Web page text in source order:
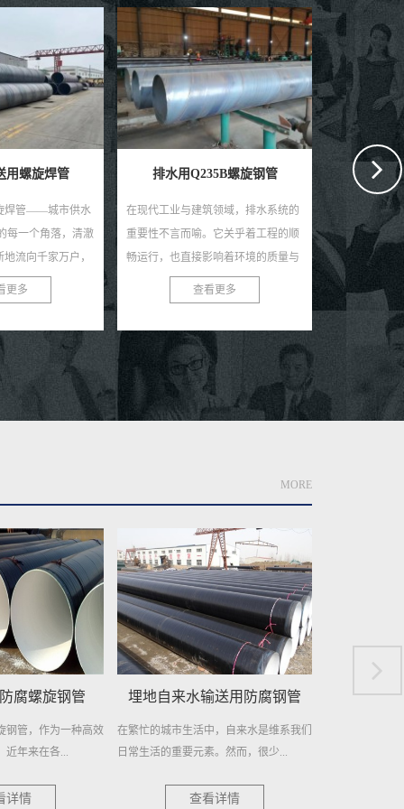
螺旋钢管
领域，排水系统的
它关乎着工程的顺
着环境的质量与
材中，Q235B螺
优势，...
更多
预制直埋聚氨酯保温钢管
预制直埋聚氨酯保温钢管，作为一种
高效节能的管道材料，近年来在建
筑、化工、石油、医药等众多行业中
得到了广泛应用。这种钢管不仅具有
良好的保温性能，还具有优...
查看更多
小区供
在这个寒冷
小区供暖保温
过冬的坚实
的佼佼者，
高性能的供
MORE
用防腐钢管
，自来水是维系我们
然而，很少...
详情
地埋供水用防腐螺旋钢管
地埋供水用防腐螺旋钢管——高效稳定，
持久耐用 在现代城市供水系统中...
查看详情
城市